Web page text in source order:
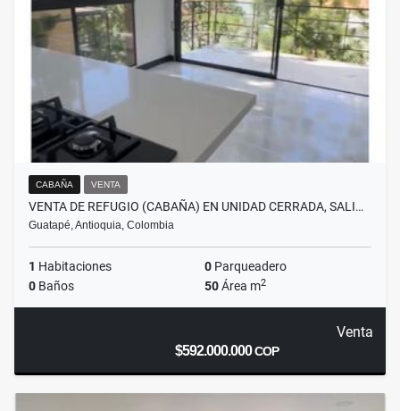
CABAÑA VENTA
VENTA DE REFUGIO (CABAÑA) EN UNIDAD CERRADA, SALI…
Guatapé, Antioquia, Colombia
1 Habitaciones 0 Parqueadero
0 Baños 50Área m2
Venta
$592.000.000COP